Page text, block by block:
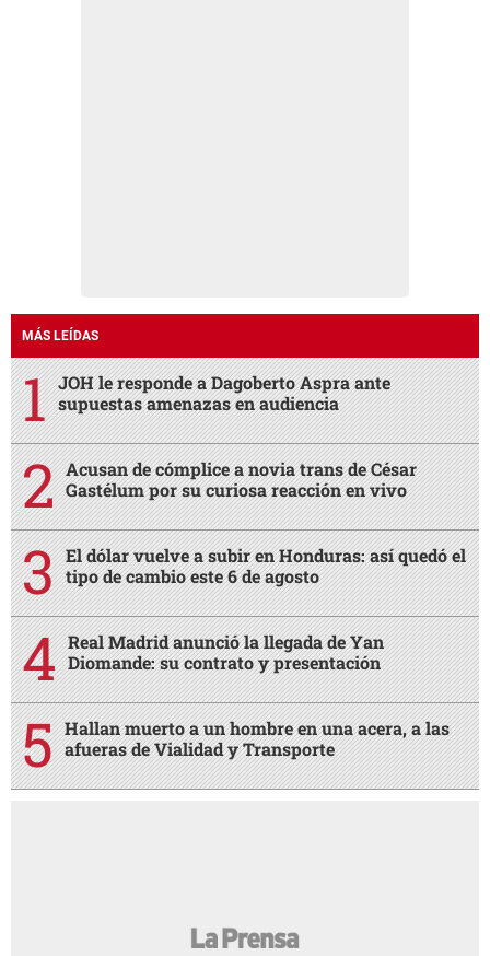
MÁS LEÍDAS
JOH le responde a Dagoberto Aspra ante
supuestas amenazas en audiencia
Acusan de cómplice a novia trans de César
Gastélum por su curiosa reacción en vivo
El dólar vuelve a subir en Honduras: así quedó el
tipo de cambio este 6 de agosto
Real Madrid anunció la llegada de Yan
Diomande: su contrato y presentación
Hallan muerto a un hombre en una acera, a las
afueras de Vialidad y Transporte